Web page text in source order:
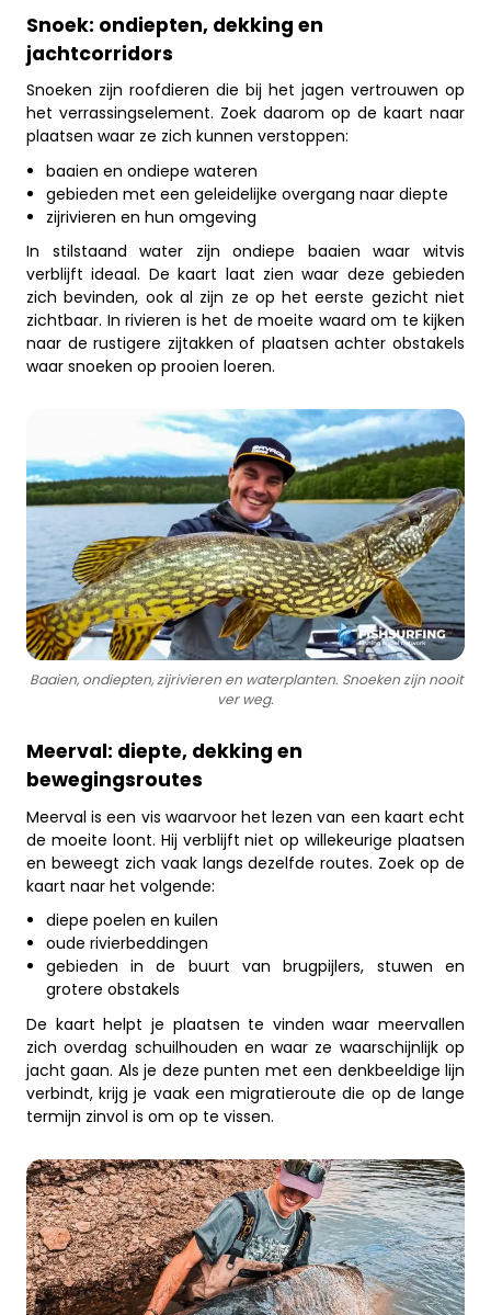
Snoek: ondiepten, dekking en
jachtcorridors
Snoeken zijn roofdieren die bij het jagen vertrouwen op
het verrassingselement. Zoek daarom op de kaart naar
plaatsen waar ze zich kunnen verstoppen:
baaien en ondiepe wateren
gebieden met een geleidelijke overgang naar diepte
zijrivieren en hun omgeving
In stilstaand water zijn ondiepe baaien waar witvis
verblijft ideaal. De kaart laat zien waar deze gebieden
zich bevinden, ook al zijn ze op het eerste gezicht niet
zichtbaar. In rivieren is het de moeite waard om te kijken
naar de rustigere zijtakken of plaatsen achter obstakels
waar snoeken op prooien loeren.
Baaien, ondiepten, zijrivieren en waterplanten. Snoeken zijn nooit
ver weg.
Meerval: diepte, dekking en
bewegingsroutes
Meerval is een vis waarvoor het lezen van een kaart echt
de moeite loont. Hij verblijft niet op willekeurige plaatsen
en beweegt zich vaak langs dezelfde routes. Zoek op de
kaart naar het volgende:
diepe poelen en kuilen
oude rivierbeddingen
gebieden in de buurt van brugpijlers, stuwen en
grotere obstakels
De kaart helpt je plaatsen te vinden waar meervallen
zich overdag schuilhouden en waar ze waarschijnlijk op
jacht gaan. Als je deze punten met een denkbeeldige lijn
verbindt, krijg je vaak een migratieroute die op de lange
termijn zinvol is om op te vissen.